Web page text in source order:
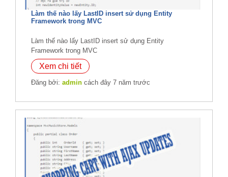
Làm thế nào lấy LastID insert sử dụng Entity
Framework trong MVC
Làm thế nào lấy LastID insert sử dụng Entity
Framework trong MVC
Xem chi tiết
Đăng bởi: admin cách đây 7 năm trước